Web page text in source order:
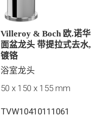
Villeroy & Boch 欧.诺华
面盆龙头 带提拉式去水,
镀铬
浴室龙头
50 x 150 x 155 mm
TVW10410111061